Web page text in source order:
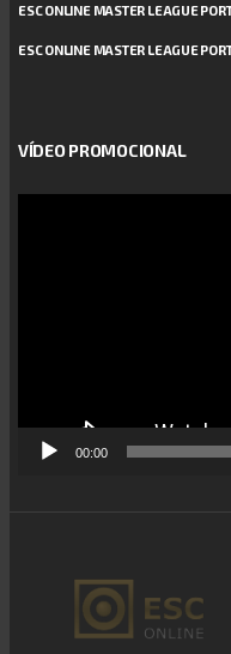
ESC ONLINE MASTER LEAGUE
ESC ONLINE MASTER LEAGUE
VÍDEO PROMOCIONAL
00:00